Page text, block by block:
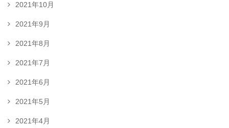
2021年10月
2021年9月
2021年8月
2021年7月
2021年6月
2021年5月
2021年4月